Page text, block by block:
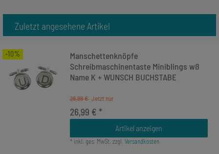
Zuletzt angesehene Artikel
-10%
Manschettenknöpfe
Schreibmaschinentaste Miniblings wß
Name K + WUNSCH BUCHSTABE
29,99 €
26,99 € *
Artikel anzeigen
* inkl. ges. MwSt. zzgl. Versandkosten